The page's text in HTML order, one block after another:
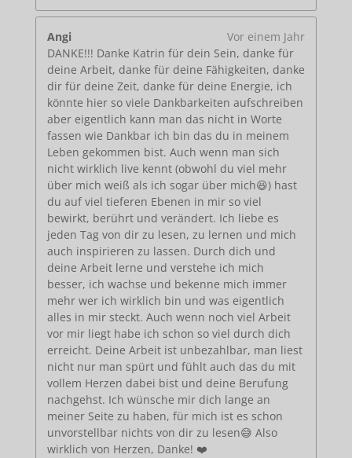
Angi
Vor einem Jahr
DANKE!!! Danke Katrin für dein Sein, danke für
deine Arbeit, danke für deine Fähigkeiten, danke
dir für deine Zeit, danke für deine Energie, ich
könnte hier so viele Dankbarkeiten aufschreiben
aber eigentlich kann man das nicht in Worte
fassen wie Dankbar ich bin das du in meinem
Leben gekommen bist. Auch wenn man sich
nicht wirklich live kennt (obwohl du viel mehr
über mich weiß als ich sogar über mich😆) hast
du auf viel tieferen Ebenen in mir so viel
bewirkt, berührt und verändert. Ich liebe es
jeden Tag von dir zu lesen, zu lernen und mich
auch inspirieren zu lassen. Durch dich und
deine Arbeit lerne und verstehe ich mich
besser, ich wachse und bekenne mich immer
mehr wer ich wirklich bin und was eigentlich
alles in mir steckt. Auch wenn noch viel Arbeit
vor mir liegt habe ich schon so viel durch dich
erreicht. Deine Arbeit ist unbezahlbar, man liest
nicht nur man spürt und fühlt auch das du mit
vollem Herzen dabei bist und deine Berufung
nachgehst. Ich wünsche mir dich lange an
meiner Seite zu haben, für mich ist es schon
unvorstellbar nichts von dir zu lesen😅 Also
wirklich von Herzen, Danke! ❤️